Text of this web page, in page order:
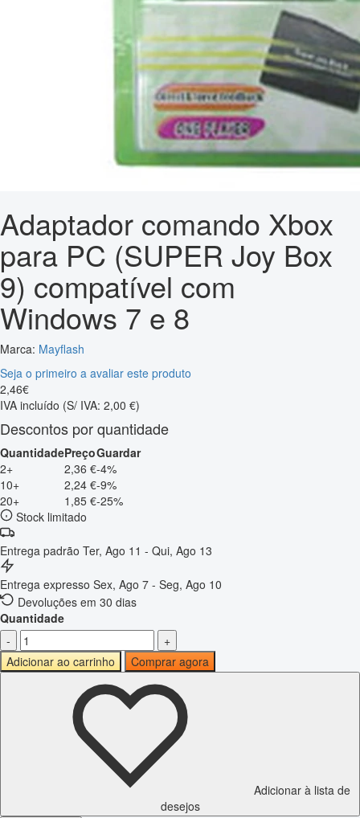
Adaptador comando Xbox
para PC (SUPER Joy Box
9) compatível com
Windows 7 e 8
Marca: Mayflash
Seja o primeiro a avaliar este produto
2,46€
IVA incluído (S/ IVA: 2,00 €)
Descontos por quantidade
QuantidadePreçoGuardar
2+
2,36 €-4%
10+
2,24 €-9%
20+
1,85 €-25%
Stock limitado
Entrega padrão Ter, Ago 11 - Qui, Ago 13
Entrega expresso Sex, Ago 7 - Seg, Ago 10
Devoluções em 30 dias
Quantidade
-
+
Adicionar ao carrinho
Comprar agora
Adicionar à lista de
desejos